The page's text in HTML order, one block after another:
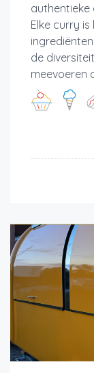
authentieke
Elke curry
de
meevoeren